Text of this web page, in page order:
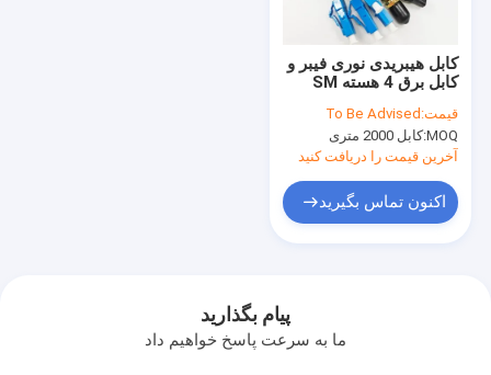
کابل هیبریدی نوری فیبر و
کابل برق 4 هسته SM
7.0mm سیاه LSZH
قیمت: To Be Advised
MOQ: کابل 2000 متری
آخرین قیمت را دریافت کنید
اکنون تماس بگیرید
پیام بگذارید
ما به سرعت پاسخ خواهیم داد